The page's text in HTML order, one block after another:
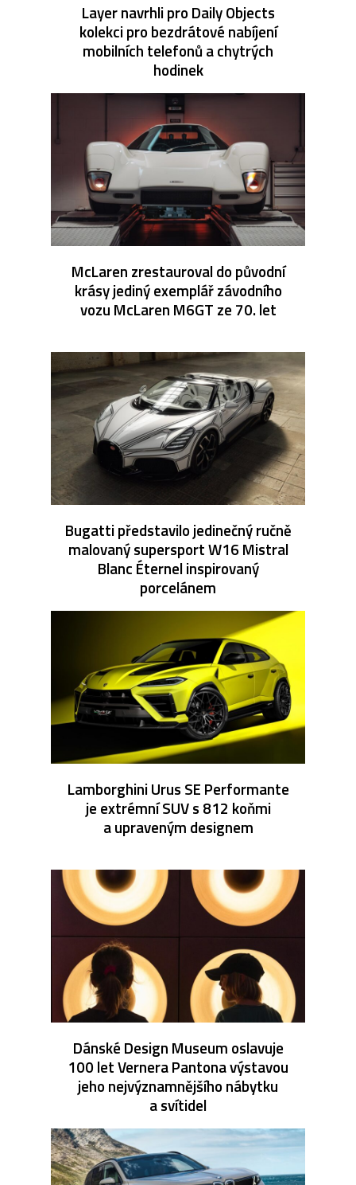
Layer navrhli pro Daily Objects
kolekci pro bezdrátové nabíjení
mobilních telefonů a chytrých
hodinek
McLaren zrestauroval do původní
krásy jediný exemplář závodního
vozu McLaren M6GT ze 70. let
Bugatti představilo jedinečný ručně
malovaný supersport W16 Mistral
Blanc Éternel inspirovaný
porcelánem
Lamborghini Urus SE Performante
je extrémní SUV s 812 koňmi
a upraveným designem
Dánské Design Museum oslavuje
100 let Vernera Pantona výstavou
jeho nejvýznamnějšího nábytku
a svítidel